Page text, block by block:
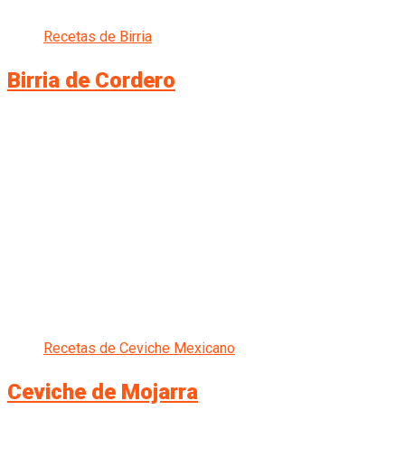
Recetas de Birria
Birria de Cordero
Recetas de Ceviche Mexicano
Ceviche de Mojarra